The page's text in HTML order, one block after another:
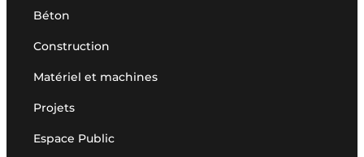
Béton
Construction
Matériel et machines
Projets
Espace Public